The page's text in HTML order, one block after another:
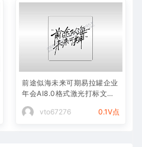
前途似海未来可期易拉罐企业
年会AI8.0格式激光打标文件
vto67276
0.1V点